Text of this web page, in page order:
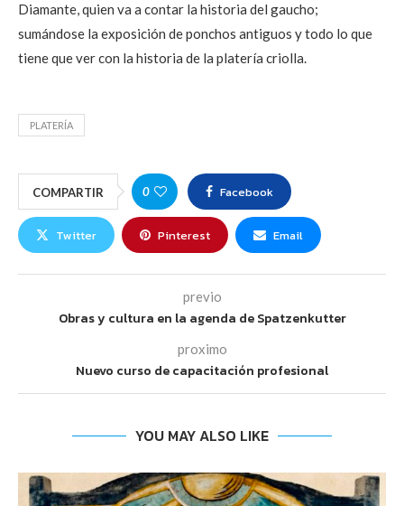
Diamante, quien va a contar la historia del gaucho;
sumándose la exposición de ponchos antiguos y todo lo que
tiene que ver con la historia de la platería criolla.
PLATERÍA
COMPARTIR 0 Facebook
Twitter Pinterest Email
previo
Obras y cultura en la agenda de Spatzenkutter
proximo
Nuevo curso de capacitación profesional
YOU MAY ALSO LIKE